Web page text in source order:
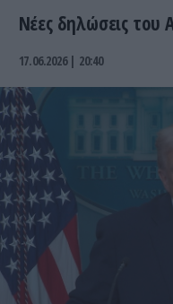
Νέες δηλώσεις του
17.06.2026 | 20:40